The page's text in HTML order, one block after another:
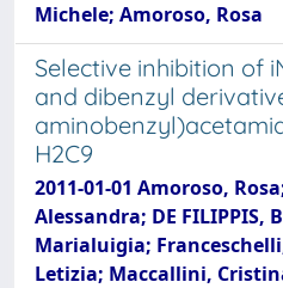
Michele; Amoroso, Rosa
Selective inhibition of
and dibenzyl
H2C9
2011-01-01 Amoroso,
Alessandra; DE FILIPPIS,
Marialuigia;
Letizia; Maccallini,